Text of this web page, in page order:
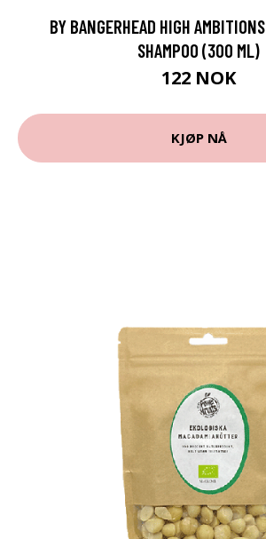
BY BANGERHEAD HIGH
SHAMPOO (300 ML)
122 NOK
KJØP NÅ